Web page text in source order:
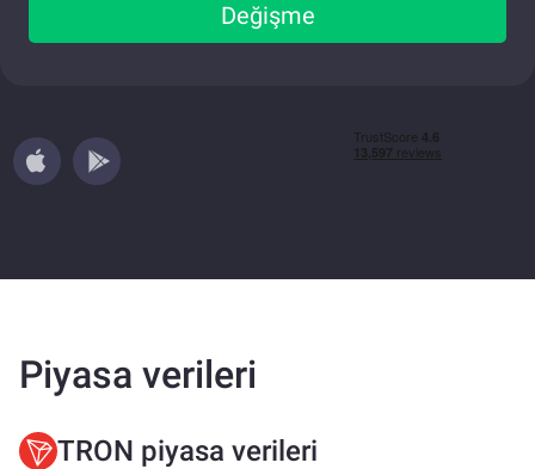
Değişme
Piyasa verileri
TRON piyasa verileri